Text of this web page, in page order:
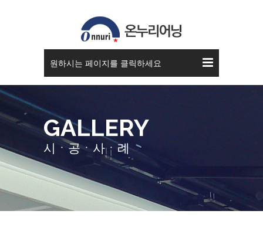
원하시는 페이지를 클릭하세요
GALLERY
시ㆍ공ㆍ사ㆍ례